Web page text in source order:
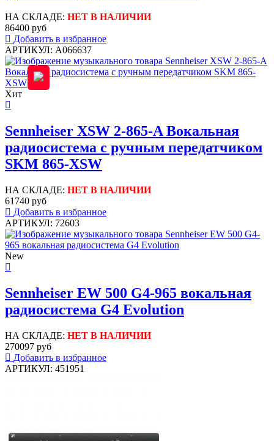
НА СКЛАДЕ: НЕТ В НАЛИЧИИ
86400 руб
Добавить в избранное
АРТИКУЛ: A066637
Хит
Sennheiser XSW 2-865-A Вокальная
радиосистема с ручным передатчиком
SKM 865-XSW
НА СКЛАДЕ: НЕТ В НАЛИЧИИ
61740 руб
Добавить в избранное
АРТИКУЛ: 72603
New
Sennheiser EW 500 G4-965 вокальная
радиосистема G4 Evolution
НА СКЛАДЕ: НЕТ В НАЛИЧИИ
270097 руб
Добавить в избранное
АРТИКУЛ: 451951